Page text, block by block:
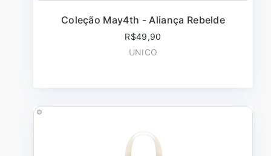
Coleção May4th - Aliança Rebelde
R$49,90
UNICO